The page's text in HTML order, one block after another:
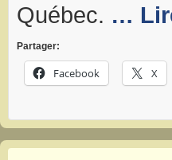
Québec. …
Partager:
Facebook X